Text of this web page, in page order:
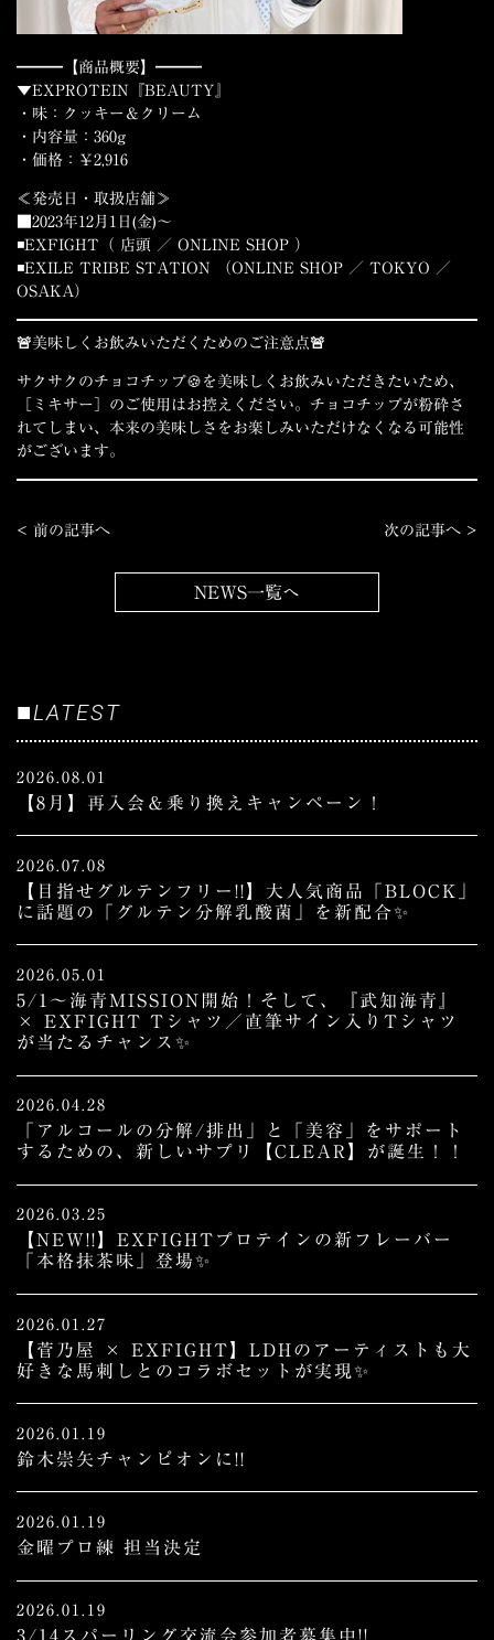
━━━【商品概要】━━━
▼EXPROTEIN『BEAUTY』
・味：クッキー＆クリーム
・内容量：360g
・価格：￥2,916
≪発売日・取扱店舗≫
■2023年12月1日(金)～
◾EXFIGHT（ 店頭 ／ ONLINE SHOP ）
◾EXILE TRIBE STATION （ONLINE SHOP ／ TOKYO ／
OSAKA）
🚨美味しくお飲みいただくためのご注意点🚨
サクサクのチョコチップ🍪を美味しくお飲みいただきたいため、
［ミキサー］のご使用はお控えください。チョコチップが粉砕さ
れてしまい、本来の美味しさをお楽しみいただけなくなる可能性
がございます。
< 前の記事へ 次の記事へ >
NEWS一覧へ
■LATEST
2026.08.01
【8月】再入会＆乗り換えキャンペーン！
2026.07.08
【目指せグルテンフリー!!】大人気商品「BLOCK」
に話題の「グルテン分解乳酸菌」を新配合✨
2026.05.01
5/1～海青MISSION開始！そして、『武知海青』
× EXFIGHT Tシャツ／直筆サイン入りTシャツ
が当たるチャンス✨
2026.04.28
「アルコールの分解/排出」と「美容」をサポート
するための、新しいサプリ【CLEAR】が誕生！！
2026.03.25
【NEW!!】EXFIGHTプロテインの新フレーバー
「本格抹茶味」登場✨
2026.01.27
【菅乃屋 × EXFIGHT】LDHのアーティストも大
好きな馬刺しとのコラボセットが実現✨
2026.01.19
鈴木崇矢チャンピオンに!!
2026.01.19
金曜プロ練 担当決定
2026.01.19
3/14スパーリング交流会参加者募集中!!